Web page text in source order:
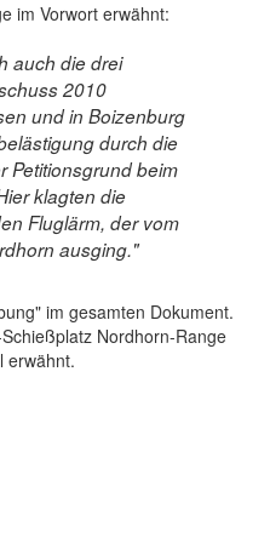
im Vorwort erwähnt:
auch die drei
2010
und in Boizenburg
durch die
Petitionsgrund beim
klagten die
Fluglärm, der vom
ausging."
im gesamten Dokument.
Nordhorn-Range
erwähnt.